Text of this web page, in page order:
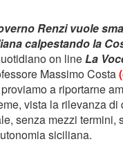
Renzi vuole
calpestando la
on lineLa
Massimo Costa
a riportarne
vista la rilevanza di
senza mezzi termini,
siciliana.